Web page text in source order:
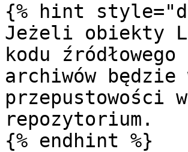
{% hint
Jeżeli obiekty
kodu
archiwów
przepustowości
repozytorium.
{% endhint %}